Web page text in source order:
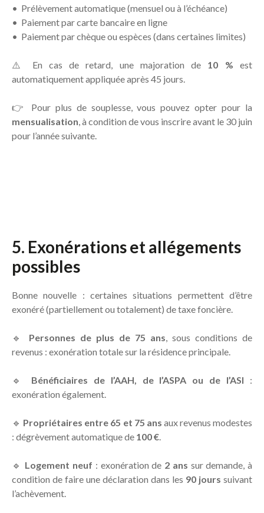
Prélèvement automatique (mensuel ou à l’échéance)
Paiement par carte bancaire en ligne
Paiement par chèque ou espèces (dans certaines limites)
⚠️ En cas de retard, une majoration de 10 % est
automatiquement appliquée après 45 jours.
👉 Pour plus de souplesse, vous pouvez opter pour la
mensualisation, à condition de vous inscrire avant le 30 juin
pour l’année suivante.
5. Exonérations et allégements
possibles
Bonne nouvelle : certaines situations permettent d’être
exonéré (partiellement ou totalement) de taxe foncière.
🔹 Personnes de plus de 75 ans, sous conditions de
revenus : exonération totale sur la résidence principale.
🔹 Bénéficiaires de l’AAH, de l’ASPA ou de l’ASI :
exonération également.
🔹 Propriétaires entre 65 et 75 ans aux revenus modestes
: dégrèvement automatique de 100 €.
🔹 Logement neuf : exonération de 2 ans sur demande, à
condition de faire une déclaration dans les 90 jours suivant
l’achèvement.